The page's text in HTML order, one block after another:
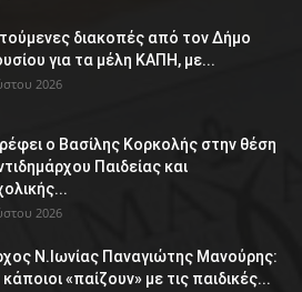
διακοπές από τον Δήμο
για τα μέλη ΚΑΠΗ, με...
2026
ο Βασίλης Κορκολής στην θέση
Παιδείας και
2026
Ν.Ιωνίας Παναγιώτης Μανούρης:
«παίζουν» με τις παιδικές...